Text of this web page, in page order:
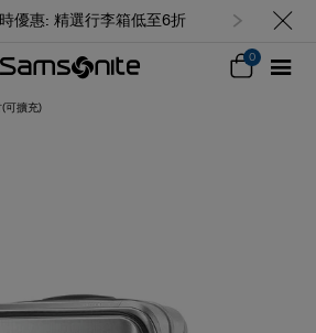
優惠: 精選行李箱低至6折
0
可擴充)